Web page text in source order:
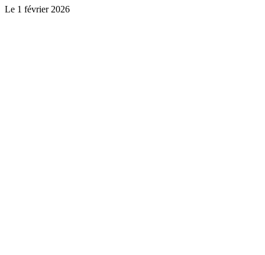
Le 1 février 2026